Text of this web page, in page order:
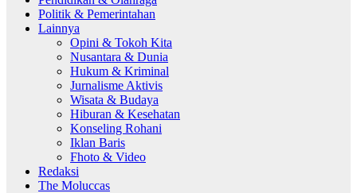
Politik & Pemerintahan
Lainnya
Opini & Tokoh Kita
Nusantara & Dunia
Hukum & Kriminal
Jurnalisme Aktivis
Wisata & Budaya
Hiburan & Kesehatan
Konseling Rohani
Iklan Baris
Fhoto & Video
Redaksi
The Moluccas